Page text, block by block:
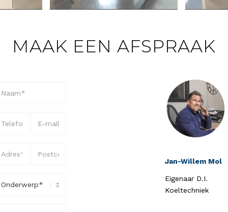
MAAK EEN AFSPRAAK
Jan-Willem Mol
Eigenaar D.I.
Koeltechniek